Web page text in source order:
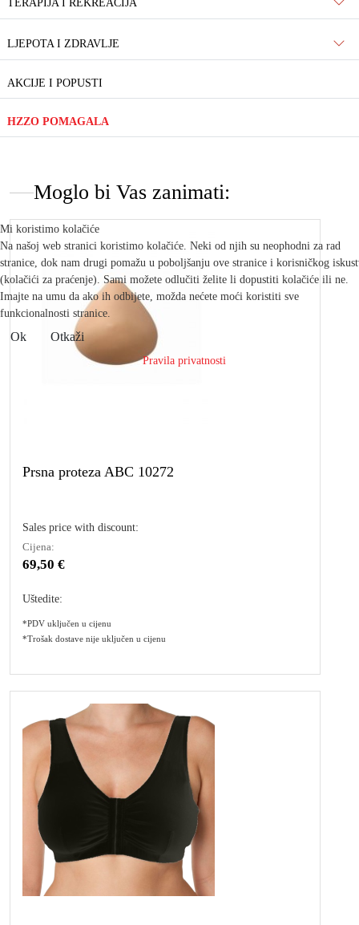
TERAPIJA I REKREACIJA
LJEPOTA I ZDRAVLJE
AKCIJE I POPUSTI
HZZO POMAGALA
Moglo bi Vas zanimati:
Prsna proteza ABC 10272
Sales price with discount:
Cijena:
69,50 €
Uštedite:
*PDV uključen u cijenu
*Trošak dostave nije uključen u cijenu
Mi koristimo kolačiće
Na našoj web stranici koristimo kolačiće. Neki od njih su neophodni za rad
stranice, dok nam drugi pomažu u poboljšanju ove stranice i korisničkog
(kolačići za praćenje). Sami možete odlučiti želite li dopustiti kolačiće ili ne.
Imajte na umu da ako ih odbijete, možda nećete moći koristiti sve
funkcionalnosti stranice.
Ok Otkaži
Pravila privatnosti